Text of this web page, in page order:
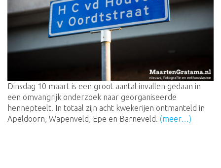
Dinsdag 10 maart is een groot aantal invallen gedaan in
een omvangrijk onderzoek naar georganiseerde
hennepteelt. In totaal zijn acht kwekerijen ontmanteld in
Apeldoorn, Wapenveld, Epe en Barneveld. (meer…)